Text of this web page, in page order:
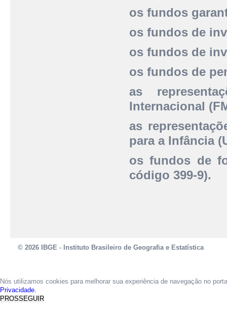
os fundos
os fundos de
os fundos de
os fundos de
as
Internacional
as
para a Infância
os fundos de
código 399-9).
© 2026 IBGE - Instituto Brasileiro de Geografia e Estatística
Nós utilizamos cookies para melhorar sua experiência de navegação no
Privacidade.
PROSSEGUIR